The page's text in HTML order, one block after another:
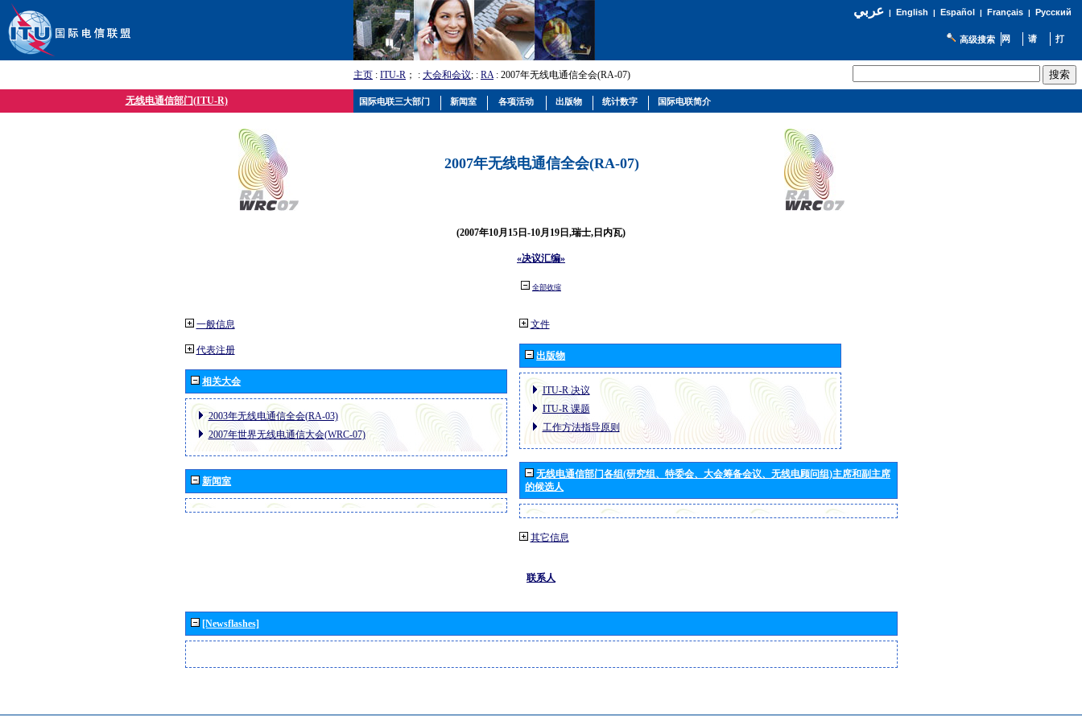
عربي| English | Español | Français| Русский
高级搜索
主页 : ITU-R ； : 大会和会议; : RA: 2007年无线电通信全会(RA-07)
无线电通信部门(ITU-R)
2007年无线电通信全会(RA-07)
(2007年10月15日-10月19日,瑞士,日内瓦)
«决议汇编»
全部收缩
一般信息
代表注册
相关大会
2003年无线电通信全会(RA-03)
2007年世界无线电通信大会(WRC-07)
新闻室
文件
出版物
ITU-R 决议
ITU-R 课题
工作方法指导原则
无线电通信部门各组(研究组、特委会、大会筹备会议、无线电顾问组)主席和副主席
的候选人
其它信息
联系人
[Newsflashes]
国际电联三大部门 新闻室 各项活动 出版物 统计数字 国际电联简介